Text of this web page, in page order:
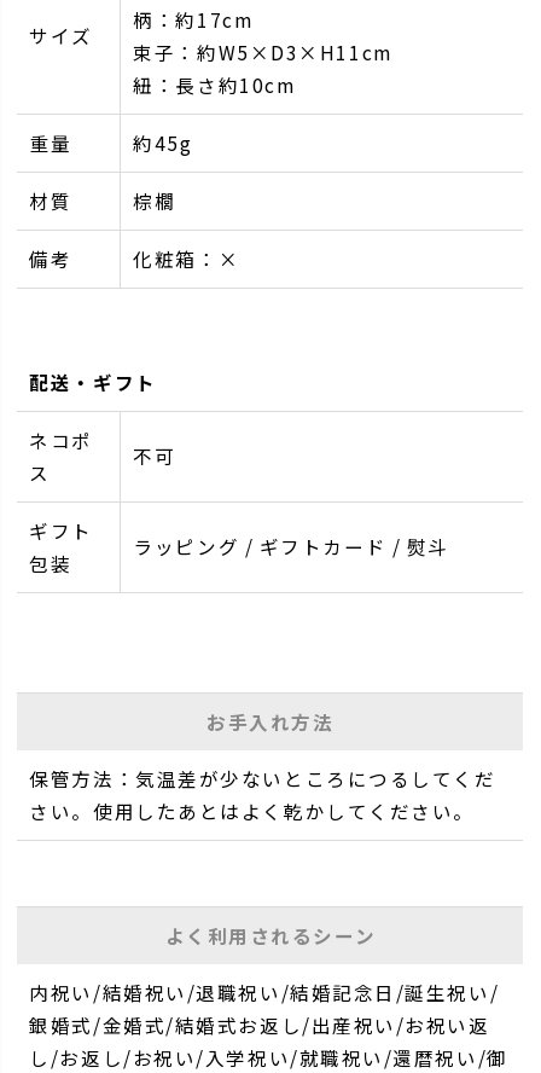
サイズ
柄：約17cm
束子：約W5×D3×H11cm
紐：長さ約10cm
重量 約45g
材質 棕櫚
備考 化粧箱：×
配送・ギフト
ネコポ
ス
不可
ギフト
包装
ラッピング / ギフトカード / 熨斗
お手入れ方法
保管方法：気温差が少ないところにつるしてくだ
さい。使用したあとはよく乾かしてください。
よく利用されるシーン
内祝い/結婚祝い/退職祝い/結婚記念日/誕生祝い/
銀婚式/金婚式/結婚式お返し/出産祝い/お祝い返
し/お返し/お祝い/入学祝い/就職祝い/還暦祝い/御